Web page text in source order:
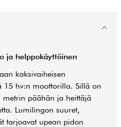
ja helppokäyttöinen
kaksivaiheisen
15 hv:n moottorilla. Sillä on
päähän ja heittäjä
Lumilingon suuret,
tarjoavat upean pidon